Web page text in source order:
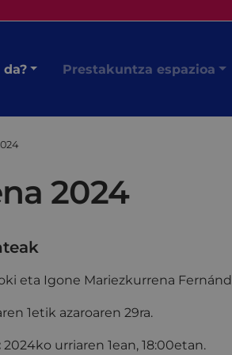
da? Prestakuntza espazioa
2024
eta Igone Mariezkurrena
1etik azaroaren 29ra.
2024ko urriaren 1ean, 18:00etan.